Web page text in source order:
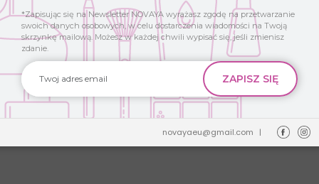
*Zapisując się na Newsletter NOVAYA wyrażasz zgodę na przetwarzanie
swoich danych osobowych, w celu dostarczenia wiadomości na Twoją
skrzynkę mailową. Możesz w każdej chwili wypisać się, jeśli zmienisz
zdanie.
novayaeu@gmail.com |